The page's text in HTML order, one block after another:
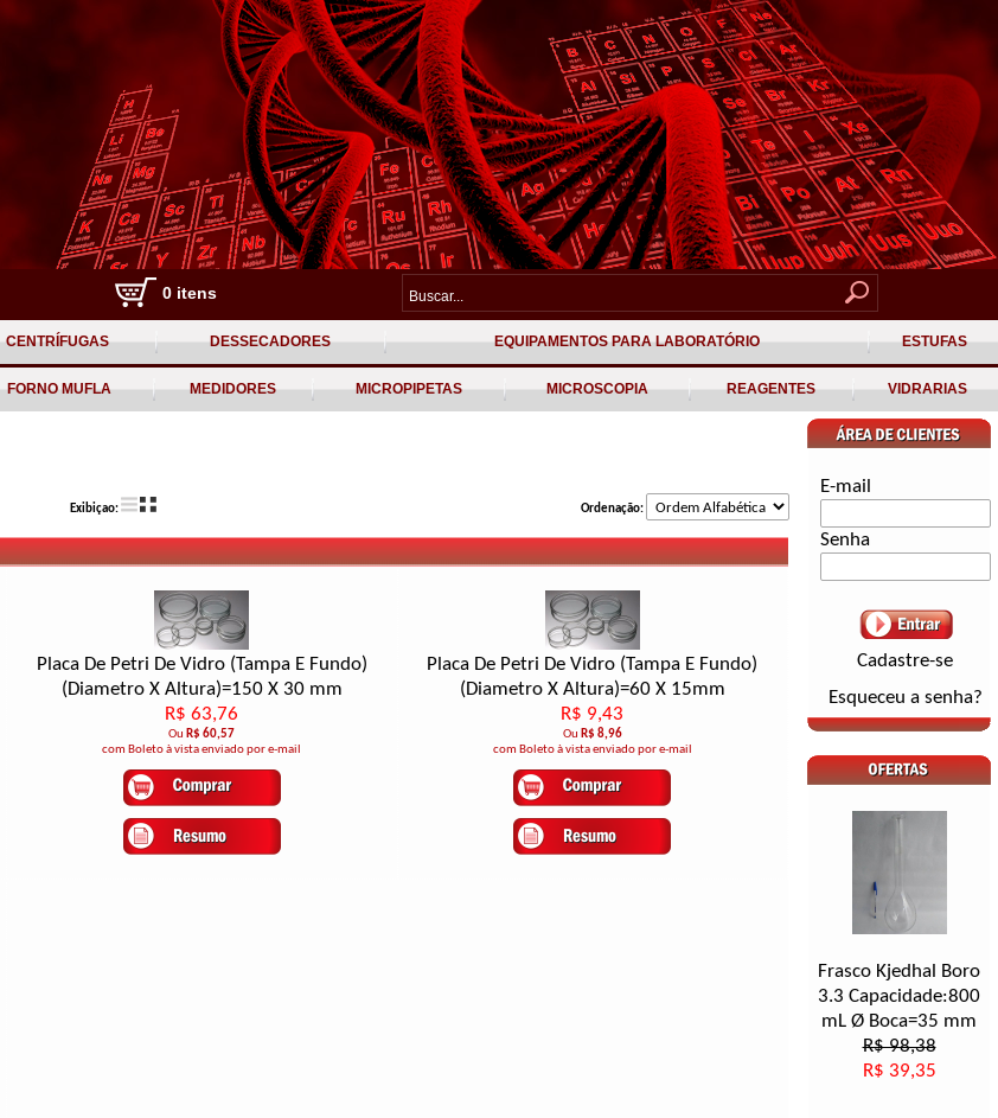
0 itens
CENTRÍFUGAS DESSECADORES EQUIPAMENTOS PARA LABORATÓRIO ESTUFAS
FORNO MUFLA MEDIDORES MICROPIPETAS MICROSCOPIA REAGENTES VIDRARIAS
Exibiçao: Ordenação:
Placa De Petri De Vidro (Tampa E Fundo)
(Diametro X Altura)=150 X 30 mm
R$ 63,76
Ou R$ 60,57
com Boleto à vista enviado por e-mail
Placa De Petri De Vidro (Tampa E Fundo)
(Diametro X Altura)=60 X 15mm
R$ 9,43
Ou R$ 8,96
com Boleto à vista enviado por e-mail
E-mail
Senha
Cadastre-se
Esqueceu a senha?
Frasco Kjedhal Boro
3.3 Capacidade:800
mL Ø Boca=35 mm
R$ 98,38
R$ 39,35